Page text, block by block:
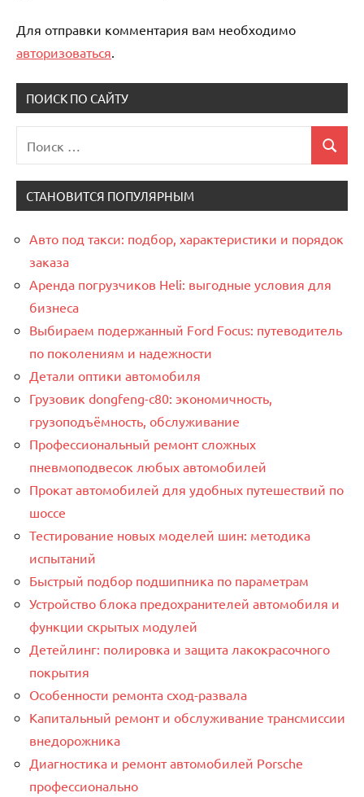
Для отправки комментария вам необходимо
авторизоваться.
ПОИСК ПО САЙТУ
для:
Поиск
СТАНОВИТСЯ ПОПУЛЯРНЫМ
Авто под такси: подбор, характеристики и порядок
заказа
Аренда погрузчиков Heli: выгодные условия для
бизнеса
Выбираем подержанный Ford Focus: путеводитель
по поколениям и надежности
Детали оптики автомобиля
Грузовик dongfeng-c80: экономичность,
грузоподъёмность, обслуживание
Профессиональный ремонт сложных
пневмоподвесок любых автомобилей
Прокат автомобилей для удобных путешествий по
шоссе
Тестирование новых моделей шин: методика
испытаний
Быстрый подбор подшипника по параметрам
Устройство блока предохранителей автомобиля и
функции скрытых модулей
Детейлинг: полировка и защита лакокрасочного
покрытия
Особенности ремонта сход-развала
Капитальный ремонт и обслуживание трансмиссии
внедорожника
Диагностика и ремонт автомобилей Porsche
профессионально